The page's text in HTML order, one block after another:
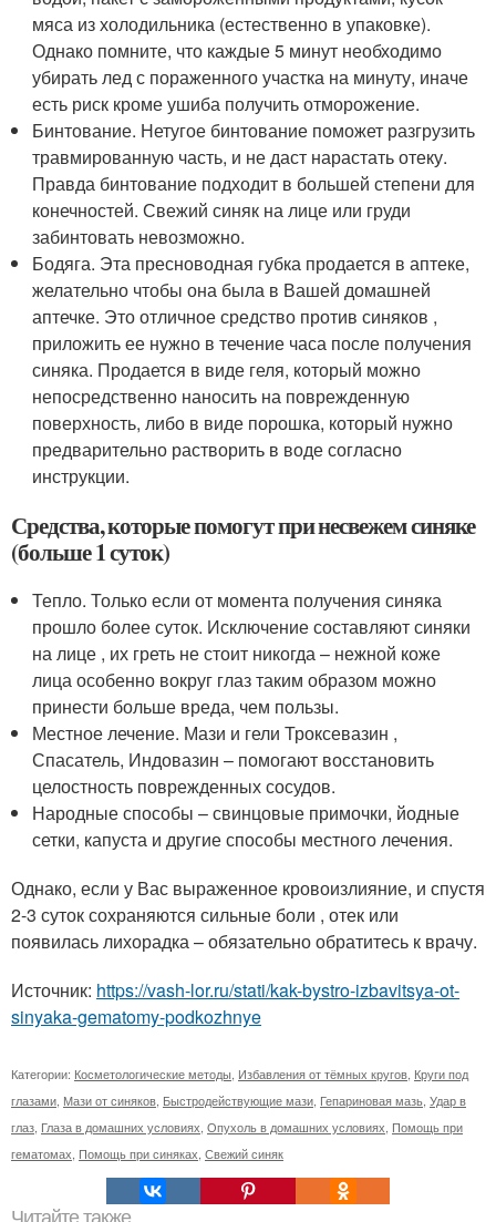
мяса из холодильника (естественно в упаковке).
Однако помните, что каждые 5 минут необходимо
убирать лед с пораженного участка на минуту, иначе
есть риск кроме ушиба получить отморожение.
Бинтование. Нетугое бинтование поможет разгрузить
травмированную часть, и не даст нарастать отеку.
Правда бинтование подходит в большей степени для
конечностей. Свежий синяк на лице или груди
забинтовать невозможно.
Бодяга. Эта пресноводная губка продается в аптеке,
желательно чтобы она была в Вашей домашней
аптечке. Это отличное средство против синяков ,
приложить ее нужно в течение часа после получения
синяка. Продается в виде геля, который можно
непосредственно наносить на поврежденную
поверхность, либо в виде порошка, который нужно
предварительно растворить в воде согласно
инструкции.
Средства, которые помогут при несвежем синяке
(больше 1 суток)
Тепло. Только если от момента получения синяка
прошло более суток. Исключение составляют синяки
на лице , их греть не стоит никогда – нежной коже
лица особенно вокруг глаз таким образом можно
принести больше вреда, чем пользы.
Местное лечение. Мази и гели Троксевазин ,
Спасатель, Индовазин – помогают восстановить
целостность поврежденных сосудов.
Народные способы – свинцовые примочки, йодные
сетки, капуста и другие способы местного лечения.
Однако, если у Вас выраженное кровоизлияние, и спустя
2-3 суток сохраняются сильные боли , отек или
появилась лихорадка – обязательно обратитесь к врачу.
Источник: https://vash-lor.ru/stati/kak-bystro-izbavitsya-ot-
sinyaka-gematomy-podkozhnye
Категории: Косметологические методы Избавления от тёмных кругов Круги под
глазами Мази от синяков Быстродействующие мази Гепариновая мазь Удар в
глаз Глаза в домашних условиях Опухоль в домашних условиях Помощь при
гематомах Помощь при синяках Свежий синяк
Читайте также